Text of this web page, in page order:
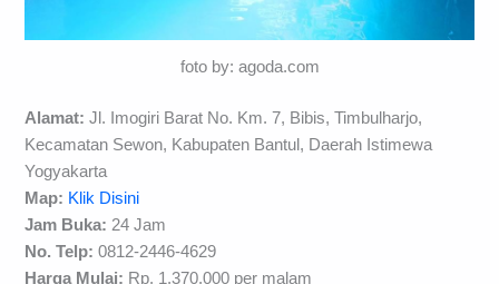
foto by: agoda.com
Alamat:Jl. Imogiri Barat No. Km. 7, Bibis, Timbulharjo,
Kecamatan Sewon, Kabupaten Bantul, Daerah Istimewa
Yogyakarta
Map: Klik Disini
Jam Buka: 24 Jam
No. Telp:0812-2446-4629
Harga Mulai: Rp. 1.370.000 per malam